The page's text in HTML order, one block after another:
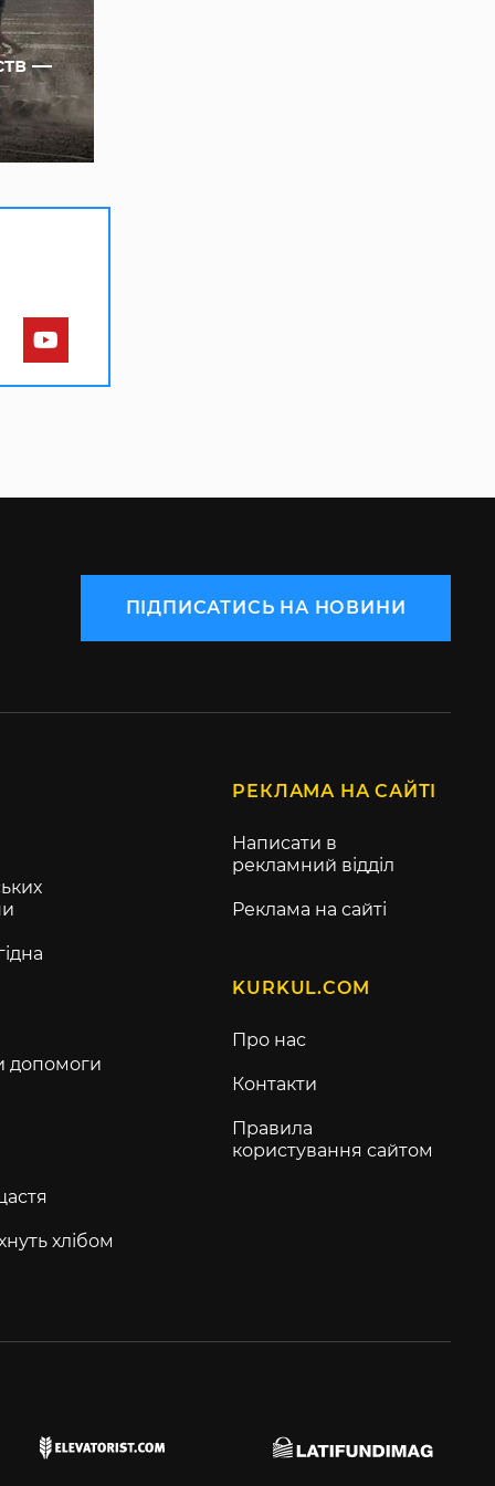
—
ПІДПИСАТИСЬ НА НОВИНИ
допомоги
хлібом
РЕКЛАМА НА САЙТІ
Написати в
рекламний відділ
Реклама на сайті
KURKUL.COM
Про нас
Контакти
Правила
користування сайтом